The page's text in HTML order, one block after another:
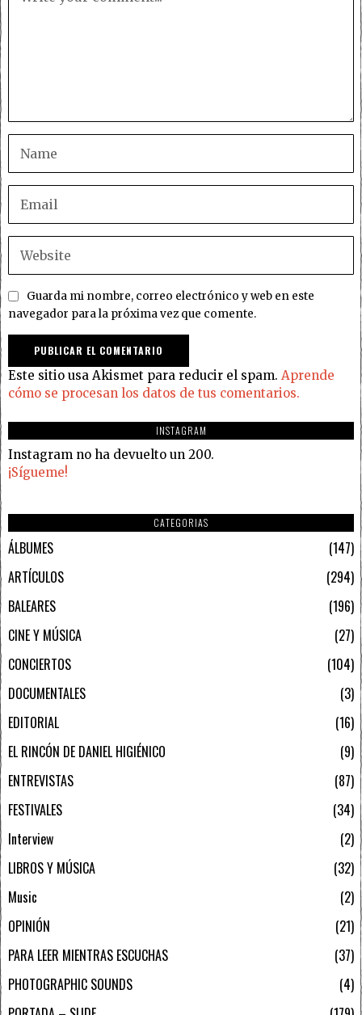
Guarda mi nombre, correo electrónico y web en este
navegador para la próxima vez que comente.
Este sitio usa Akismet para reducir el spam. Aprende
cómo se procesan los datos de tus comentarios.
INSTAGRAM
Instagram no ha devuelto un 200.
¡Sígueme!
CATEGORIAS
ÁLBUMES
147
ARTÍCULOS
294
BALEARES
196
CINE Y MÚSICA
27
CONCIERTOS
104
DOCUMENTALES
3
EDITORIAL
16
EL RINCÓN DE DANIEL HIGIÉNICO
9
ENTREVISTAS
87
FESTIVALES
34
Interview
2
LIBROS Y MÚSICA
32
Music
2
OPINIÓN
21
PARA LEER MIENTRAS ESCUCHAS
37
PHOTOGRAPHIC SOUNDS
4